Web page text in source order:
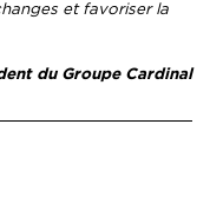
et favoriser la
du Groupe Cardinal